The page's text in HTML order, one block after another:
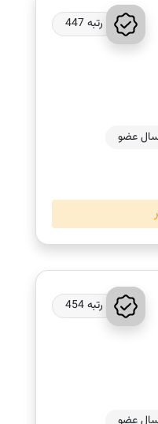
رتبه 447
رتبه 454